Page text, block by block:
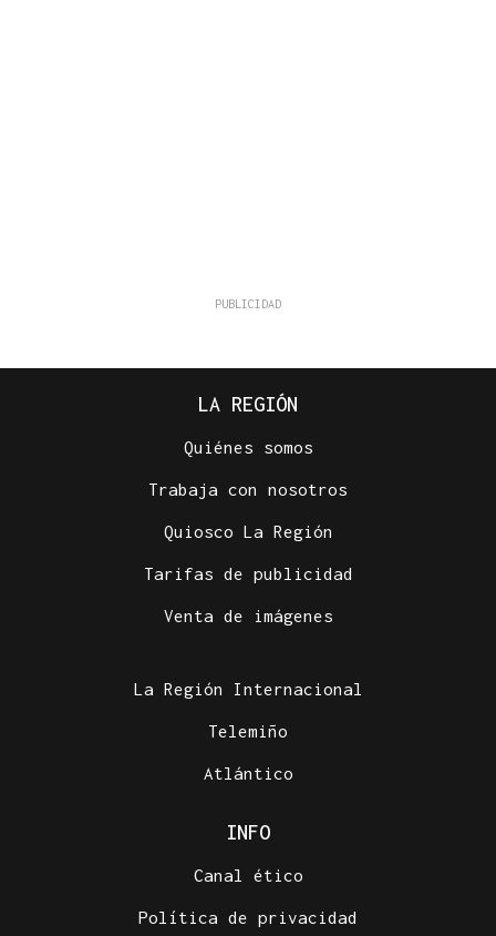
LA REGIÓN
Quiénes somos
Trabaja con nosotros
Quiosco La Región
Tarifas de publicidad
Venta de imágenes
La Región Internacional
Telemiño
Atlántico
INFO
Canal ético
Política de privacidad